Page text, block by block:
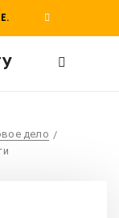
дело